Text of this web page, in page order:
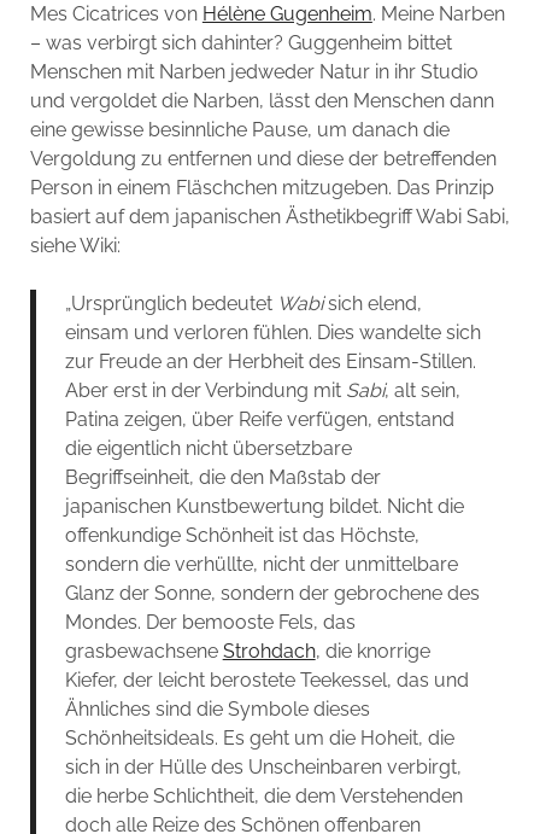
Mes Cicatrices von Hélène Gugenheim. Meine Narben
– was verbirgt sich dahinter? Guggenheim bittet
Menschen mit Narben jedweder Natur in ihr Studio
und vergoldet die Narben, lässt den Menschen dann
eine gewisse besinnliche Pause, um danach die
Vergoldung zu entfernen und diese der betreffenden
Person in einem Fläschchen mitzugeben. Das Prinzip
basiert auf dem japanischen Ästhetikbegriff Wabi Sabi,
siehe Wiki:
„Ursprünglich bedeutet Wabisich elend,
einsam und verloren fühlen. Dies wandelte sich
zur Freude an der Herbheit des Einsam-Stillen.
Aber erst in der Verbindung mit Sabi, alt sein,
Patina zeigen, über Reife verfügen, entstand
die eigentlich nicht übersetzbare
Begriffseinheit, die den Maßstab der
japanischen Kunstbewertung bildet. Nicht die
offenkundige Schönheit ist das Höchste,
sondern die verhüllte, nicht der unmittelbare
Glanz der Sonne, sondern der gebrochene des
Mondes. Der bemooste Fels, das
grasbewachsene Strohdach, die knorrige
Kiefer, der leicht berostete Teekessel, das und
Ähnliches sind die Symbole dieses
Schönheitsideals. Es geht um die Hoheit, die
sich in der Hülle des Unscheinbaren verbirgt,
die herbe Schlichtheit, die dem Verstehenden
doch alle Reize des Schönen offenbaren